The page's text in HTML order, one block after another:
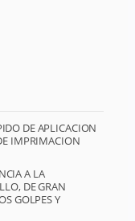
DE APLICACION
IMPRIMACION
A LA
DE GRAN
GOLPES Y